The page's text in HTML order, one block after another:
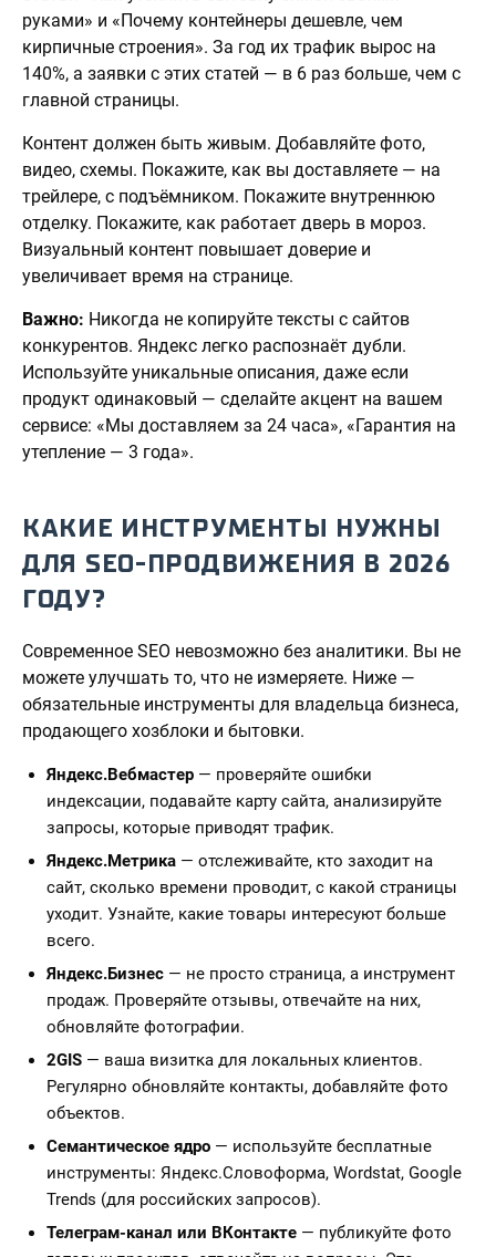
руками» и «Почему контейнеры дешевле, чем
кирпичные строения». За год их трафик вырос на
140%, а заявки с этих статей — в 6 раз больше, чем с
главной страницы.
Контент должен быть живым. Добавляйте фото,
видео, схемы. Покажите, как вы доставляете — на
трейлере, с подъёмником. Покажите внутреннюю
отделку. Покажите, как работает дверь в мороз.
Визуальный контент повышает доверие и
увеличивает время на странице.
Важно: Никогда не копируйте тексты с сайтов
конкурентов. Яндекс легко распознаёт дубли.
Используйте уникальные описания, даже если
продукт одинаковый — сделайте акцент на вашем
сервисе: «Мы доставляем за 24 часа», «Гарантия на
утепление — 3 года».
КАКИЕ ИНСТРУМЕНТЫ НУЖНЫ
ДЛЯ SEO-ПРОДВИЖЕНИЯ В 2026
ГОДУ?
Современное SEO невозможно без аналитики. Вы не
можете улучшать то, что не измеряете. Ниже —
обязательные инструменты для владельца бизнеса,
продающего хозблоки и бытовки.
Яндекс.Вебмастер — проверяйте ошибки
индексации, подавайте карту сайта, анализируйте
запросы, которые приводят трафик.
Яндекс.Метрика — отслеживайте, кто заходит на
сайт, сколько времени проводит, с какой страницы
уходит. Узнайте, какие товары интересуют больше
всего.
Яндекс.Бизнес — не просто страница, а инструмент
продаж. Проверяйте отзывы, отвечайте на них,
обновляйте фотографии.
2GIS — ваша визитка для локальных клиентов.
Регулярно обновляйте контакты, добавляйте фото
объектов.
Семантическое ядро — используйте бесплатные
инструменты: Яндекс.Словоформа, Wordstat, Google
Trends (для российских запросов).
Телеграм-канал или ВКонтакте — публикуйте фото